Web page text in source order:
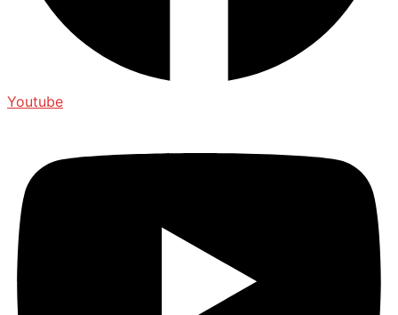
Youtube